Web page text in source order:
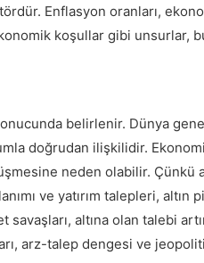
Enflasyon oranları,
koşullar gibi unsurlar,
belirlenir. Dünya
doğrudan ilişkilidir.
neden olabilir.
ve yatırım talepleri,
altına olan talebi
arz-talep dengesi ve